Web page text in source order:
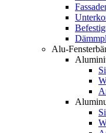
Alu-